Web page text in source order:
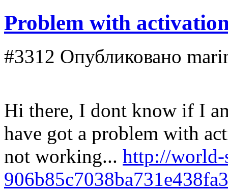
Problem with
#3312 Опубликовано
Hi there, I dont know if I
have got a problem with
not working... http://world-